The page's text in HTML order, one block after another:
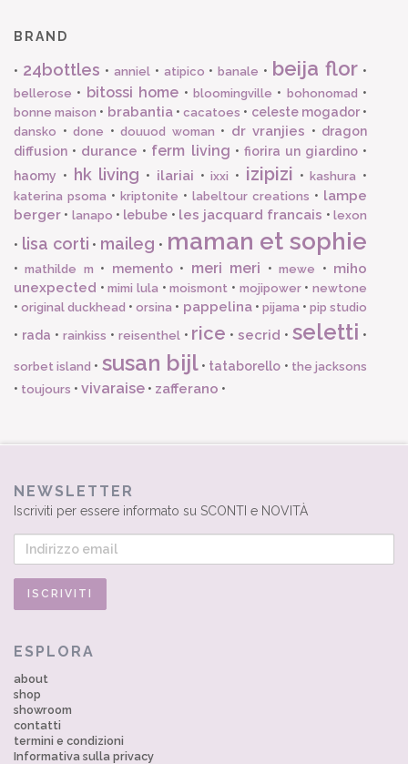
BRAND
• 24bottles • anniel• atipico •banale • beija flor •
bellerose • bitossi home • bloomingville • bohonomad •
bonne maison • brabantia•cacatoes • celeste mogador•
dansko • done • douuod woman • dr vranjies • dragon
diffusion • durance • ferm living • fiorira un giardino•
haomy • hk living • ilariai •ixxi • izipizi •kashura •
katerina psoma • kriptonite • labeltour creations • lampe
berger • lanapo • lebube • les jacquard francais •lexon
• lisa corti • maileg • maman et sophie
•mathilde m • memento• meri meri •mewe • miho
unexpected •mimi lula •moismont • mojipower•newtone
•original duckhead •orsina • pappelina• pijama • pip studio
• rada • rainkiss • reisenthel• rice •secrid •seletti •
sorbet island • susan bijl• tataborello • the jacksons
• toujours • vivaraise • zafferano •
NEWSLETTER
Iscriviti per essere informato su SCONTI e NOVITÀ
ESPLORA
about
shop
showroom
contatti
termini e condizioni
Informativa sulla privacy